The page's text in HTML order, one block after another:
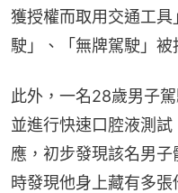
獲授權而取用交通工
駛」、「無牌駕駛」被
此外，一名28歲男子
並進行快速口腔液測
應，初步發現該名男
時發現他身上藏有多